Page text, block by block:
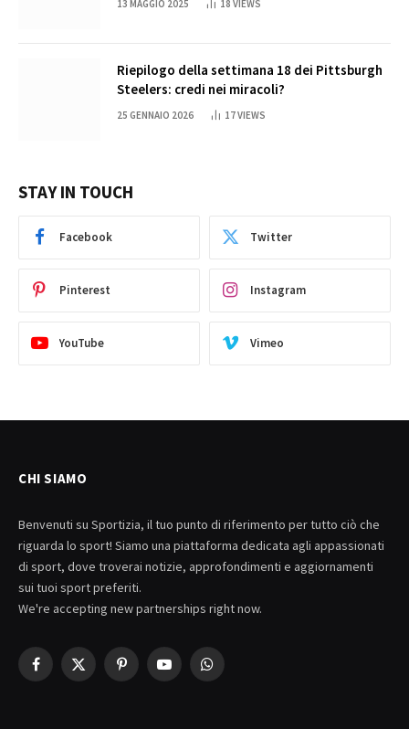
13 MAGGIO 2025 18 VIEWS
Riepilogo della settimana 18 dei Pittsburgh
Steelers: credi nei miracoli?
25 GENNAIO 2026 17VIEWS
STAY IN TOUCH
Facebook Twitter
Pinterest Instagram
YouTube Vimeo
CHI SIAMO
Benvenuti su Sportizia, il tuo punto di riferimento per tutto ciò che
riguarda lo sport! Siamo una piattaforma dedicata agli appassionati
di sport, dove troverai notizie, approfondimenti e aggiornamenti
sui tuoi sport preferiti.
We're accepting new partnerships right now.
Facebook
X
PinterestYouTubeWhatsApp